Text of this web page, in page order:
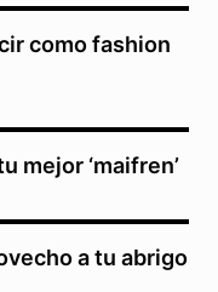
como fashion
mejor ‘maifren’
a tu abrigo